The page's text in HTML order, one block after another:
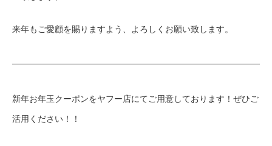
来年もご愛顧を賜りますよう、よろしくお願い致します。
新年お年玉クーポンをヤフー店にてご用意しております！ぜひご
活用ください！！